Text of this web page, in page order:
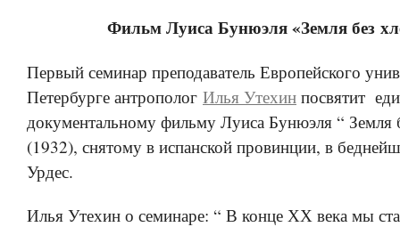
Фильм Луиса Бунюэля «Земля без
Первый семинар преподаватель Европейского
Петербурге антрополог Илья Утехин посвятит
документальному фильму Луиса Бунюэля “ Земля
(1932), снятому в испанской провинции, в
Урдес.
Илья Утехин о семинаре: “ В конце ХХ века мы